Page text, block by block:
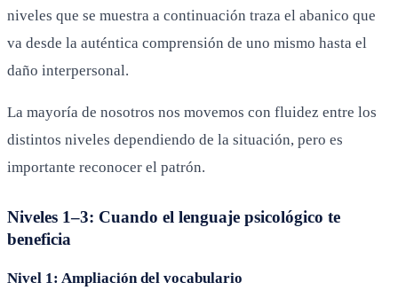
niveles que se muestra a continuación traza el abanico que
va desde la auténtica comprensión de uno mismo hasta el
daño interpersonal.
La mayoría de nosotros nos movemos con fluidez entre los
distintos niveles dependiendo de la situación, pero es
importante reconocer el patrón.
Niveles 1–3: Cuando el lenguaje psicológico te
beneficia
Nivel 1: Ampliación del vocabulario